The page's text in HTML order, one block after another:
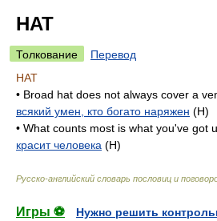
HAT
Толкование
Перевод
HAT
• Broad hat does not always cover a
всякий умен, кто богато наряжен (H)
• What counts most is what you've got
красит человека (H)
Русско-английский словарь пословиц и
Игры ⚽
Нужно решить